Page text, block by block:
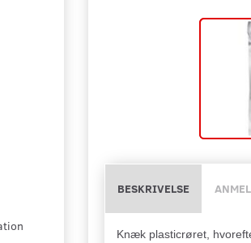
BESKRIVELSE
Knæk plasticrøret,